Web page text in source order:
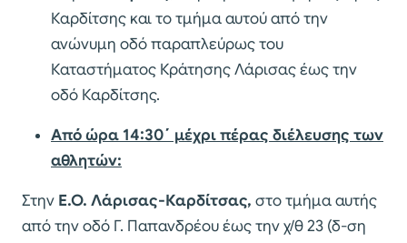
Καρδίτσης και το τμήμα αυτού από την
ανώνυμη οδό παραπλεύρως του
Καταστήματος Κράτησης Λάρισας έως την
οδό Καρδίτσης.
Από ώρα 14:30΄ μέχρι πέρας διέλευσης των
αθλητών:
Στην Ε.Ο. Λάρισας-Καρδίτσας, στο τμήμα αυτής
από την οδό Γ. Παπανδρέου έως την χ/θ 23 (δ-ση